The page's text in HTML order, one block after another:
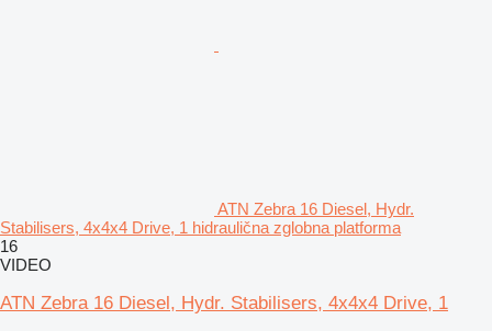
ATN Zebra 16 Diesel, Hydr.
Stabilisers, 4x4x4 Drive, 1 hidraulična zglobna platforma
16
VIDEO
ATN Zebra 16 Diesel, Hydr. Stabilisers, 4x4x4 Drive, 1